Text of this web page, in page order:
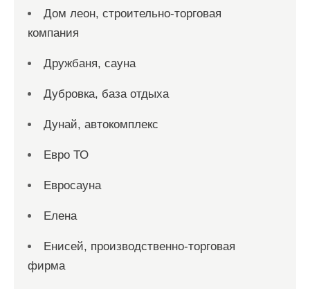
Дом леон, строительно-торговая
компания
Дружбаня, сауна
Дубровка, база отдыха
Дунай, автокомплекс
Евро ТО
Евросауна
Елена
Енисей, производственно-торговая
фирма